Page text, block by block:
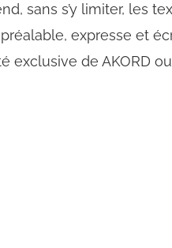
sans s’y limiter, les
expresse et
de AKORD